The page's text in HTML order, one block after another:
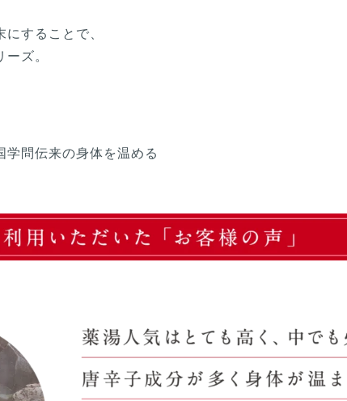
することで、
ズ。
学問伝来の身体を温める